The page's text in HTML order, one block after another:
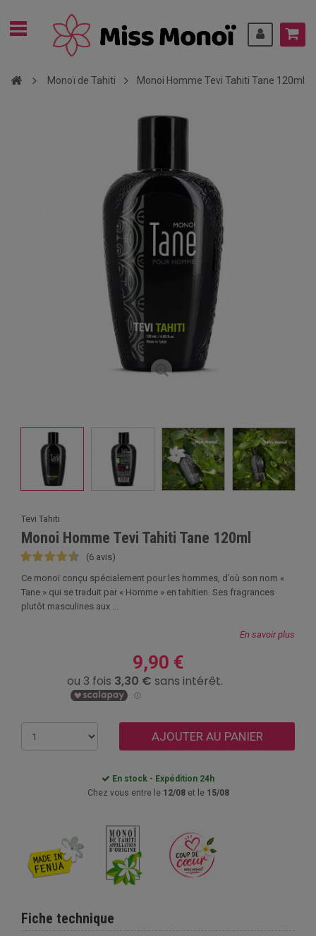
Monoï de Tahiti Monoi Homme Tevi Tahiti Tane 120ml
Tevi Tahiti
Monoi Homme Tevi Tahiti Tane 120ml
(6 avis)
Ce monoï conçu spécialement pour les hommes, d’où son nom «
Tane » qui se traduit par « Homme » en tahitien. Ses fragrances
plutôt masculines aux ...
En savoir plus
9,90 €
AJOUTER AU PANIER
En stock - Expédition 24h
Chez vous entre le 12/08et le 15/08
Fiche technique